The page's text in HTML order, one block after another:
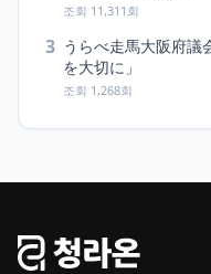
조회 11,311회
3 うらべ走馬大阪府議
を大切に」
조회 1,268회